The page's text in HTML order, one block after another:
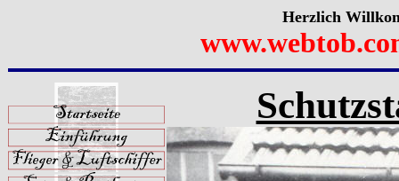
Herzlich